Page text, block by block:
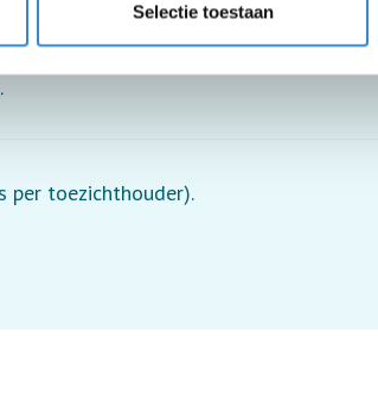
Selectie toestaan
per toezichthouder).